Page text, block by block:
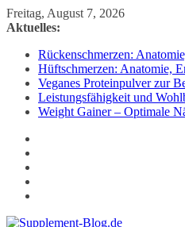
Zum
Inhalt
Freitag, August 7, 2026
Aktuelles:
Rückenschmerzen:
Hüftschmerzen: Anatomie,
Veganes Proteinpulver zur
Leistungsfähigkeit und
Weight Gainer – Optimale